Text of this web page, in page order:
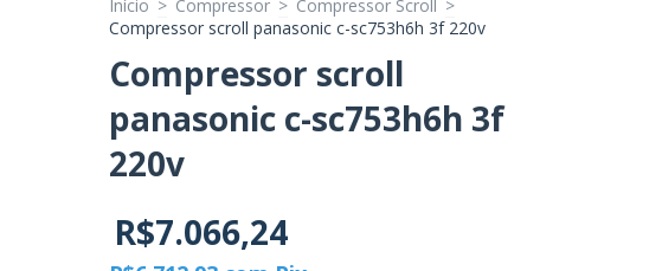
Início > Compressor > Compressor Scroll >
Compressor scroll panasonic c-sc753h6h 3f 220v
Compressor scroll
panasonic c-sc753h6h 3f
220v
R$7.066,24